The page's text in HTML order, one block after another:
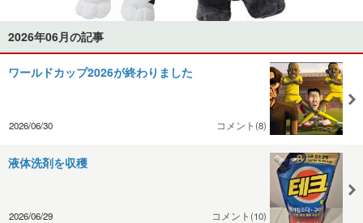
2026年06月の記事
ワールドカップ2026が終わりました
2026/06/30 コメント(8)
液体洗剤を収穫
2026/06/29 コメント(10)